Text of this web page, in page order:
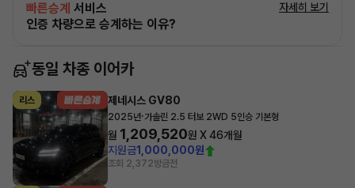
빠른승계 서비스
인증 차량으로 승계하는 이유?
자세히 보기
동일 차종 이어카
리스 제네시스 GV80
2025년·가솔린 2.5 터보 2WD 5인승 기본형
월 1,209,520원 X46개월
지원금1,000,000원
조회 2,372방금전